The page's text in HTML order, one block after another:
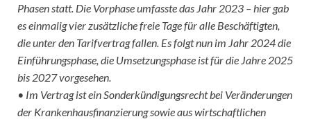
Phasen statt. Die Vorphase umfasste das Jahr 2023 – hier gab
es einmalig vier zusätzliche freie Tage für alle Beschäftigten,
die unter den Tarifvertrag fallen. Es folgt nun im Jahr 2024 die
Einführungsphase, die Umsetzungsphase ist für die Jahre 2025
bis 2027 vorgesehen.
• Im Vertrag ist ein Sonderkündigungsrecht bei Veränderungen
der Krankenhausfinanzierung sowie aus wirtschaftlichen